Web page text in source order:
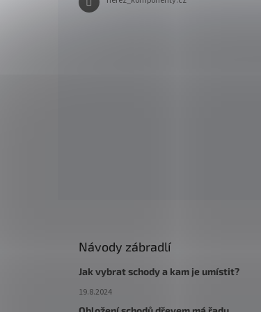
Návody zábradlí
Jak vybrat schody a kam je umístit?
19.8.2024